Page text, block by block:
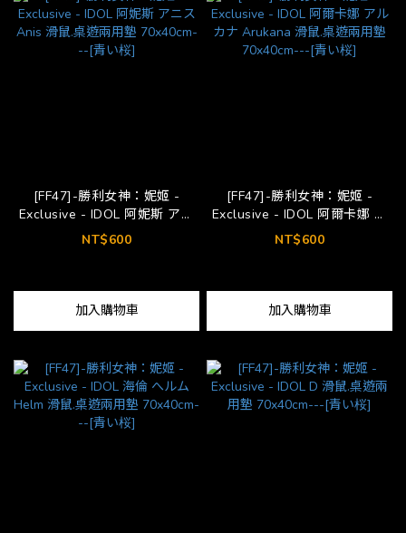
[FF47]-勝利女神：妮姬 -
Exclusive - IDOL 阿妮斯 アニ
ス Anis 滑鼠.桌遊兩用墊
70x40cm---[青い桜]
NT$600
加入購物車
[FF47]-勝利女神：妮姬 -
Exclusive - IDOL 阿爾卡娜 ア
ルカナ Arukana 滑鼠.桌遊兩用
墊 70x40cm---[青い桜]
NT$600
加入購物車